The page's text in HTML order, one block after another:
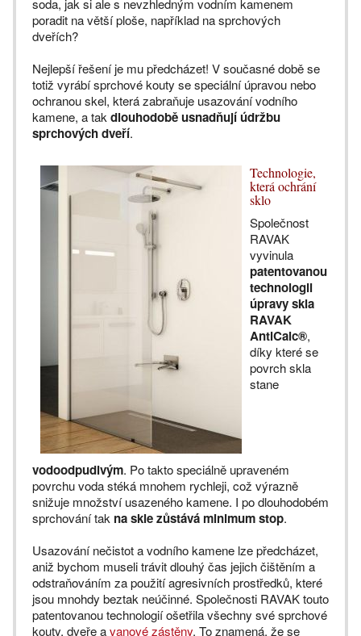
soda, jak si ale s nevzhledným vodním kamenem
poradit na větší ploše, například na sprchových
dveřích?
Nejlepší řešení je mu předcházet! V současné době se
totiž vyrábí sprchové kouty se speciální úpravou nebo
ochranou skel, která zabraňuje usazování vodního
kamene, a takdlouhodobě usnadňují údržbu
sprchových dveří.
Technologie,
která ochrání
sklo
Společnost
RAVAK
vyvinula
patentovanou
technologii
úpravy skla
RAVAK
AntiCalc®,
díky které se
povrch skla
stane
vodoodpudivým. Po takto speciálně upraveném
povrchu voda stéká mnohem rychleji, což výrazně
snižuje množství usazeného kamene. I po dlouhodobém
sprchování tak na skle zůstává minimum stop.
Usazování nečistot a vodního kamene lze předcházet,
aniž bychom museli trávit dlouhý čas jejich čištěním a
odstraňováním za použití agresivních prostředků, které
jsou mnohdy beztak neúčinné. Společnosti RAVAK touto
patentovanou technologií ošetřila všechny své sprchové
kouty, dveře avanové zástěny. To znamená, že se